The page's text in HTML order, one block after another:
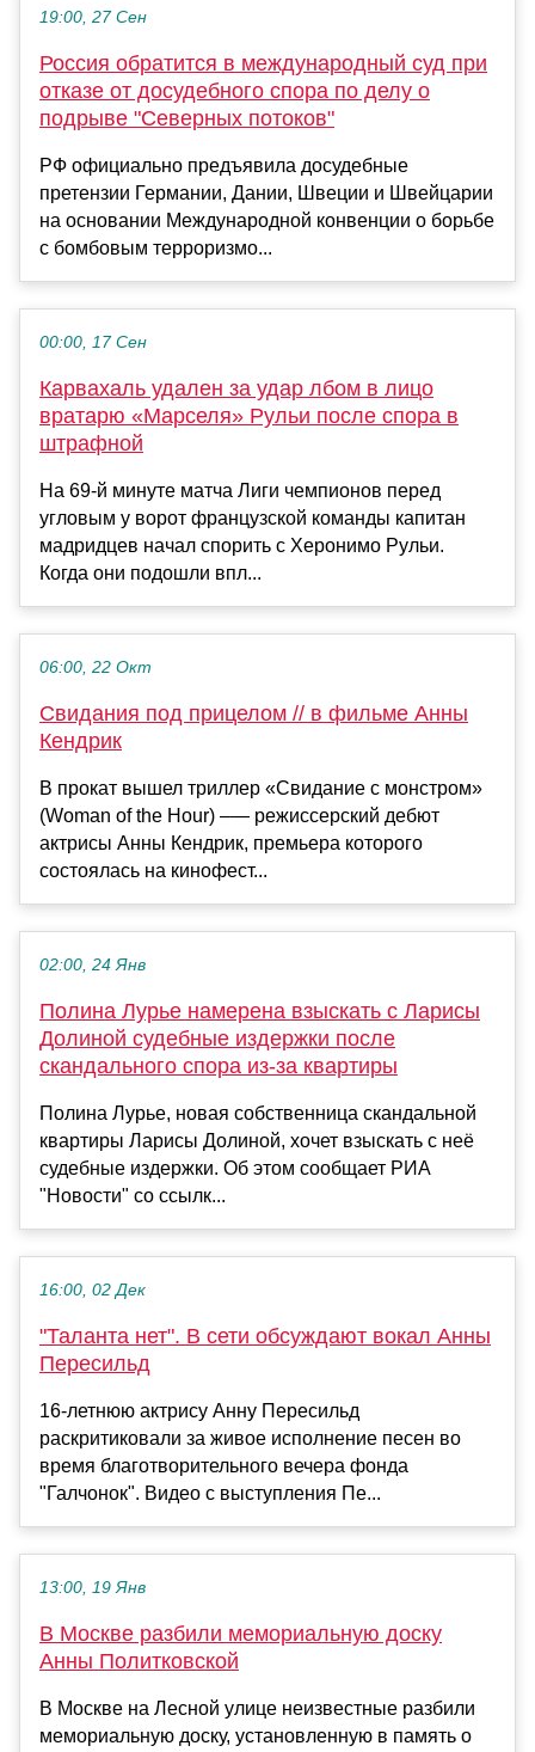
19:00, 27 Сен
Россия обратится в международный суд при
отказе от досудебного спора по делу о
подрыве "Северных потоков"
РФ официально предъявила досудебные
претензии Германии, Дании, Швеции и Швейцарии
на основании Международной конвенции о борьбе
с бомбовым терроризмо...
00:00, 17 Сен
Карвахаль удален за удар лбом в лицо
вратарю «Марселя» Рульи после спора в
штрафной
На 69-й минуте матча Лиги чемпионов перед
угловым у ворот французской команды капитан
мадридцев начал спорить с Херонимо Рульи.
Когда они подошли впл...
06:00, 22 Окт
Свидания под прицелом // в фильме Анны
Кендрик
В прокат вышел триллер «Свидание с монстром»
(Woman of the Hour) –— режиссерский дебют
актрисы Анны Кендрик, премьера которого
состоялась на кинофест...
02:00, 24 Янв
Полина Лурье намерена взыскать с Ларисы
Долиной судебные издержки после
скандального спора из-за квартиры
Полина Лурье, новая собственница скандальной
квартиры Ларисы Долиной, хочет взыскать с неё
судебные издержки. Об этом сообщает РИА
"Новости" со ссылк...
16:00, 02 Дек
"Таланта нет". В сети обсуждают вокал Анны
Пересильд
16-летнюю актрису Анну Пересильд
раскритиковали за живое исполнение песен во
время благотворительного вечера фонда
"Галчонок". Видео с выступления Пе...
13:00, 19 Янв
В Москве разбили мемориальную доску
Анны Политковской
В Москве на Лесной улице неизвестные разбили
мемориальную доску, установленную в память о